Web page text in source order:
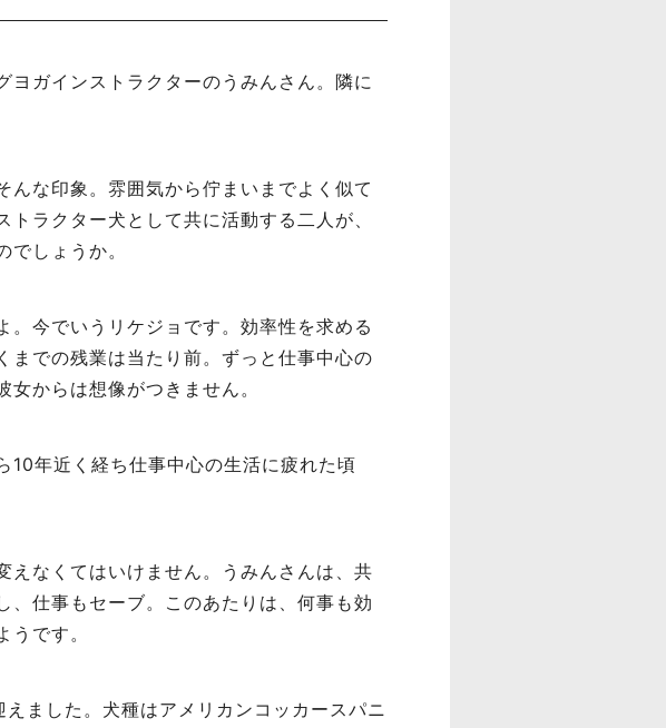
ガインストラクターのうみんさん。隣に
んな印象。雰囲気から佇まいまでよく似て
ラクター犬として共に活動する二人が、
しょうか。
。今でいうリケジョです。効率性を求める
までの残業は当たり前。ずっと仕事中心の
からは想像がつきません。
10年近く経ち仕事中心の生活に疲れた頃
えなくてはいけません。うみんさんは、共
、仕事もセーブ。このあたりは、何事も効
です。
ました。犬種はアメリカンコッカースパニ